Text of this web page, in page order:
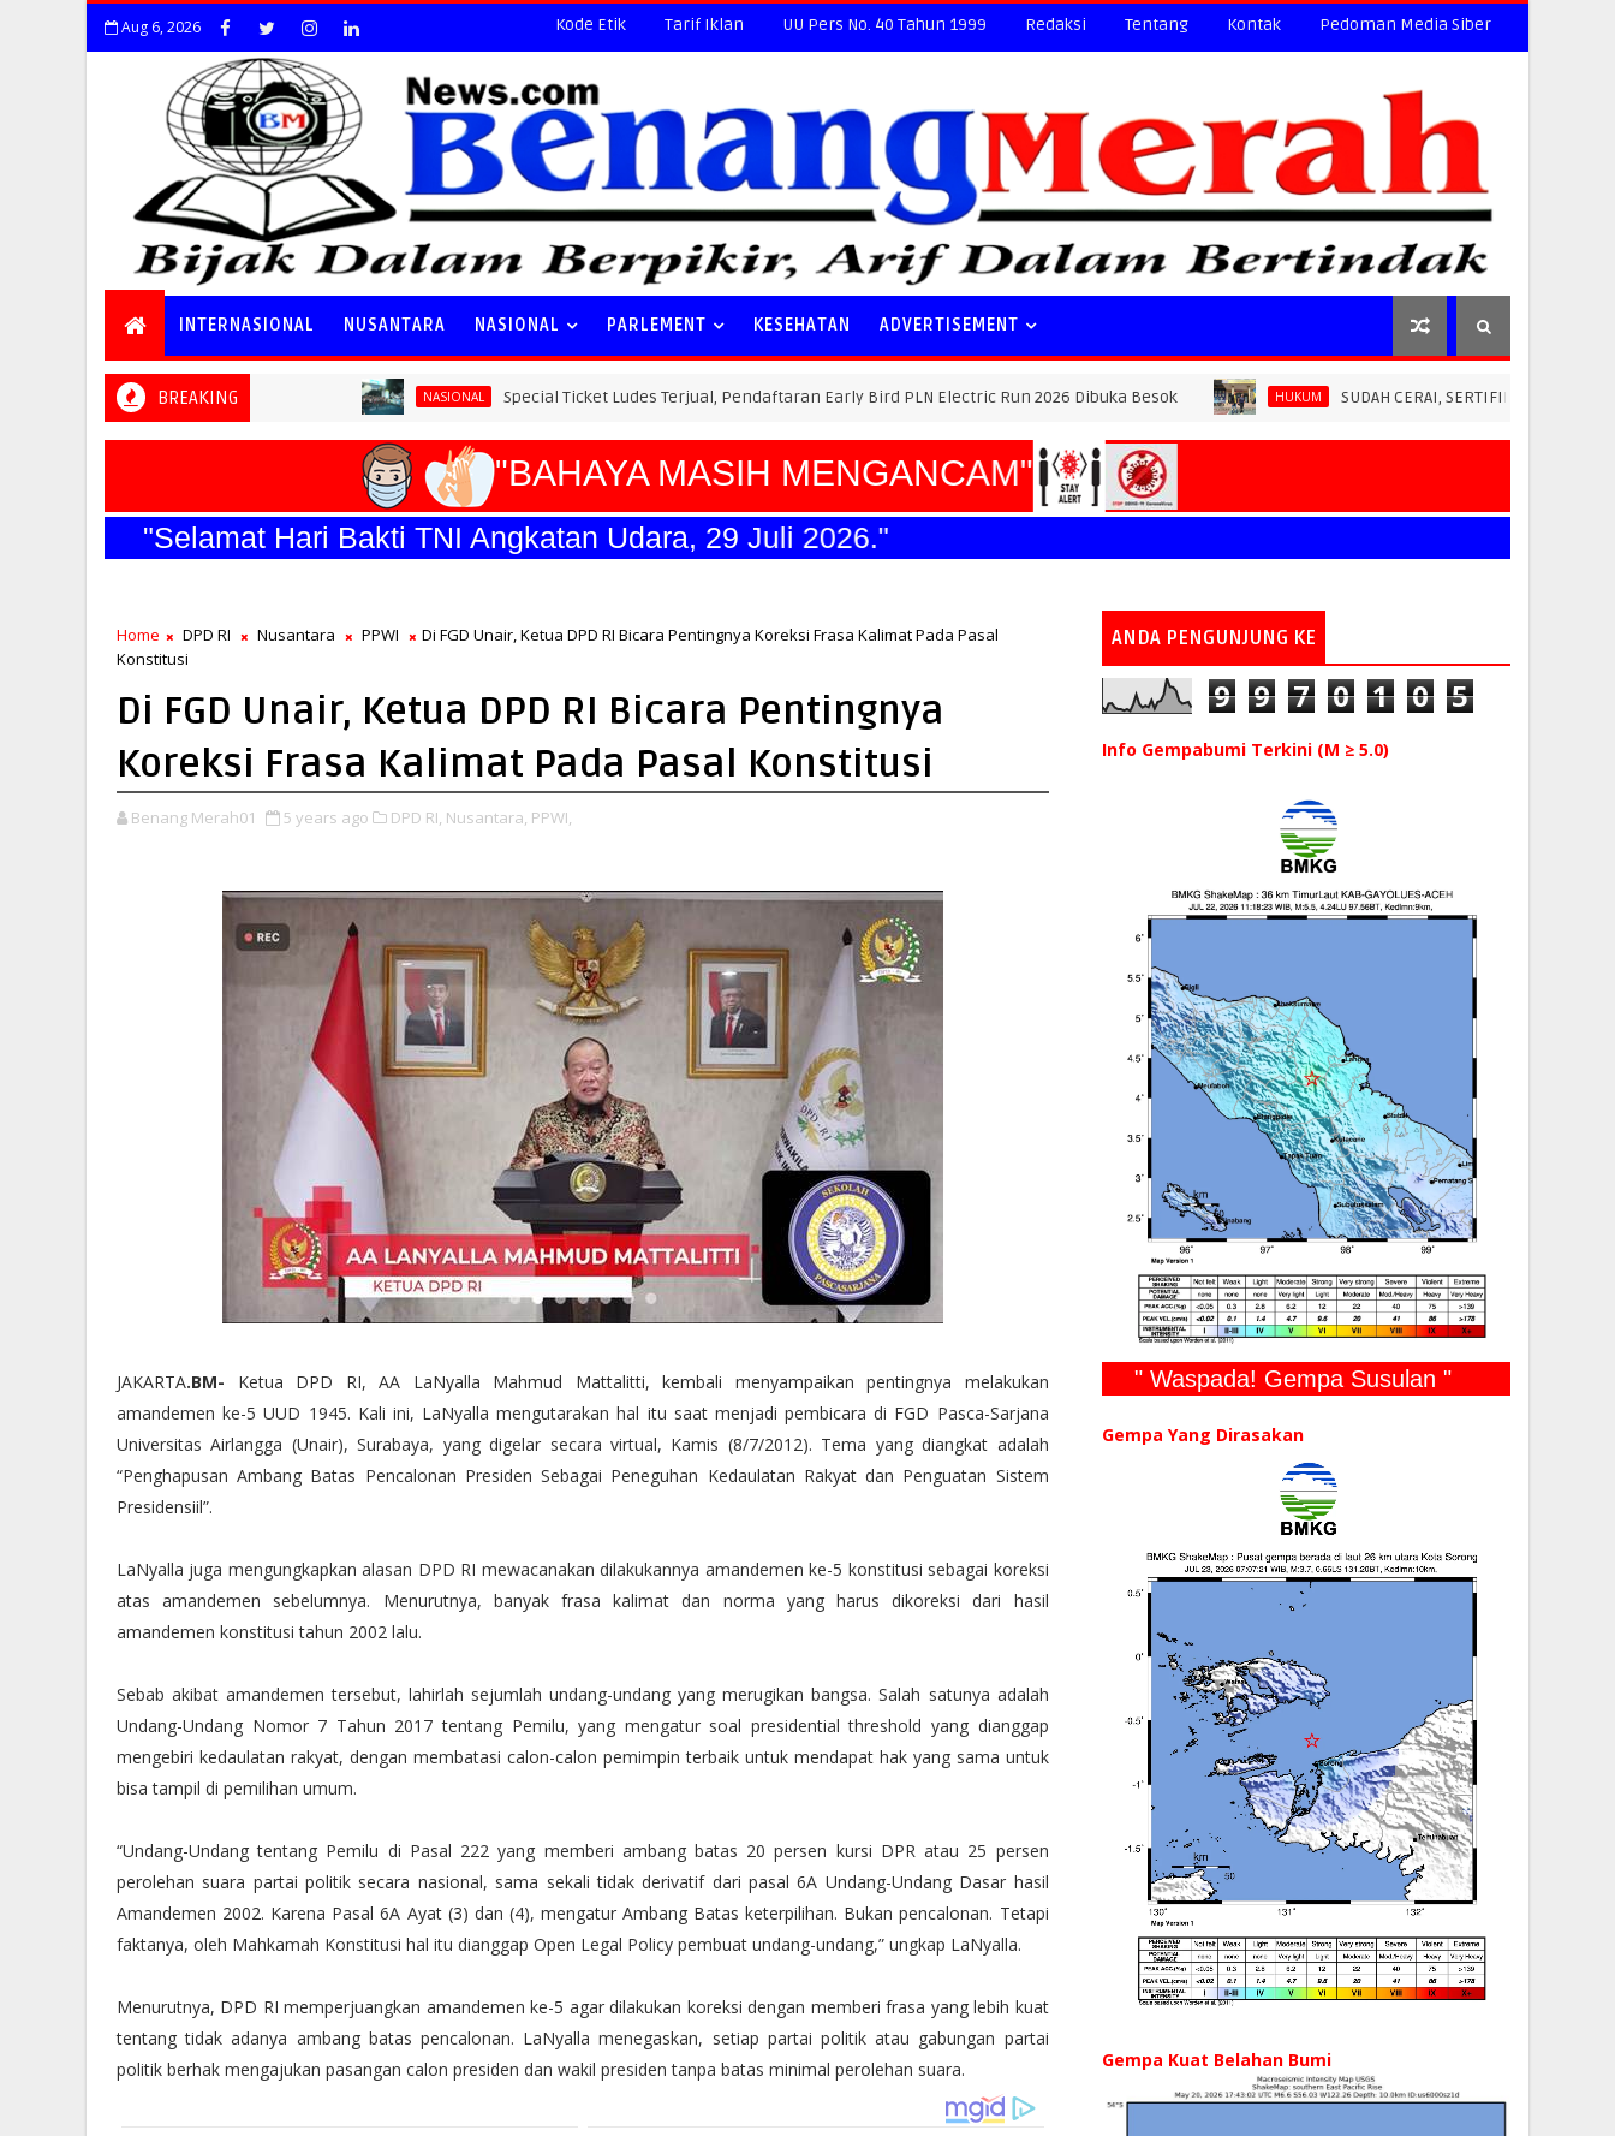
Aug 6, 2026 Kode Etik Tarif Iklan UU Pers No. 40 Tahun 1999 Redaksi Tentang Kontak Pedoman Media Siber
INTERNASIONAL NUSANTARA NASIONAL PARLEMENT KESEHATAN ADVERTISEMENT
BREAKING NASIONAL Special Ticket Ludes Terjual, Pendaftaran Early Bird PLN Electric Run 2026 Dibuka Besok HUKUM SUDAH CERAI, SERTIFIKAT HILANG: BPN
"BAHAYA MASIH MENGANCAM"
"Selamat Hari Bakti TNI Angkatan Udara, 29 Juli 2026."
Home DPD RI Nusantara PPWI
Di FGD Unair, Ketua DPD RI Bicara Pentingnya Koreksi Frasa Kalimat Pada Pasal
Konstitusi
Di FGD Unair, Ketua DPD RI Bicara Pentingnya
Koreksi Frasa Kalimat Pada Pasal Konstitusi
Benang Merah01 5 years ago DPD RI, Nusantara, PPWI,
JAKARTA.BM- Ketua DPD RI, AA LaNyalla Mahmud Mattalitti, kembali menyampaikan pentingnya melakukan
amandemen ke-5 UUD 1945. Kali ini, LaNyalla mengutarakan hal itu saat menjadi pembicara di FGD Pasca-Sarjana
Universitas Airlangga (Unair), Surabaya, yang digelar secara virtual, Kamis (8/7/2012). Tema yang diangkat adalah
“Penghapusan Ambang Batas Pencalonan Presiden Sebagai Peneguhan Kedaulatan Rakyat dan Penguatan Sistem
Presidensiil”.
LaNyalla juga mengungkapkan alasan DPD RI mewacanakan dilakukannya amandemen ke-5 konstitusi sebagai koreksi
atas amandemen sebelumnya. Menurutnya, banyak frasa kalimat dan norma yang harus dikoreksi dari hasil
amandemen konstitusi tahun 2002 lalu.
Sebab akibat amandemen tersebut, lahirlah sejumlah undang-undang yang merugikan bangsa. Salah satunya adalah
Undang-Undang Nomor 7 Tahun 2017 tentang Pemilu, yang mengatur soal presidential threshold yang dianggap
mengebiri kedaulatan rakyat, dengan membatasi calon-calon pemimpin terbaik untuk mendapat hak yang sama untuk
bisa tampil di pemilihan umum.
“Undang-Undang tentang Pemilu di Pasal 222 yang memberi ambang batas 20 persen kursi DPR atau 25 persen
perolehan suara partai politik secara nasional, sama sekali tidak derivatif dari pasal 6A Undang-Undang Dasar hasil
Amandemen 2002. Karena Pasal 6A Ayat (3) dan (4), mengatur Ambang Batas keterpilihan. Bukan pencalonan. Tetapi
faktanya, oleh Mahkamah Konstitusi hal itu dianggap Open Legal Policy pembuat undang-undang,” ungkap LaNyalla.
Menurutnya, DPD RI memperjuangkan amandemen ke-5 agar dilakukan koreksi dengan memberi frasa yang lebih kuat
tentang tidak adanya ambang batas pencalonan. LaNyalla menegaskan, setiap partai politik atau gabungan partai
politik berhak mengajukan pasangan calon presiden dan wakil presiden tanpa batas minimal perolehan suara.
ANDA PENGUNJUNG KE
9 9 7 0 1 0 5
Info Gempabumi Terkini (M ≥ 5.0)
" Waspada! Gempa Susulan "
Gempa Yang Dirasakan
Gempa Kuat Belahan Bumi